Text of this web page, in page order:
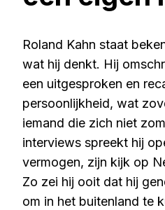
Roland Kahn staat
wat hij denkt. Hij
een uitgesproken en
persoonlijkheid, wat
iemand die zich niet
interviews spreekt hij
vermogen, zijn kijk op
Zo zei hij ooit dat hij
om in het buitenland te